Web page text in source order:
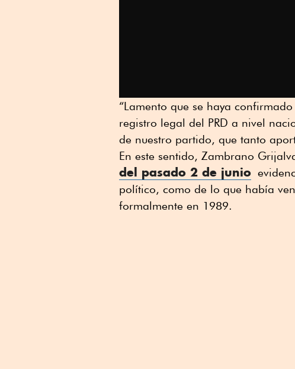
“Lamento que se haya
registro legal del PRD a nivel
de nuestro partido, que tanto
En este sentido, Zambrano
del pasado 2 de junio
político, como de lo que había
formalmente en 1989.